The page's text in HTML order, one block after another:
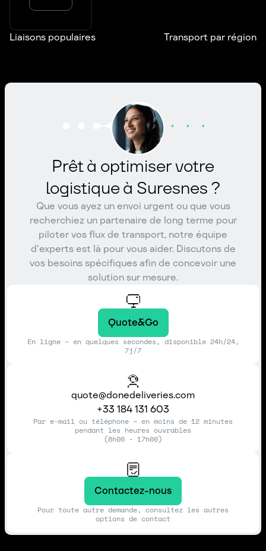
Liaisons populaires Transport par région
Prêt à optimiser votre
logistique à Suresnes ?
Que vous ayez un envoi urgent ou que vous
recherchiez un partenaire de long terme pour
piloter vos flux de transport, notre équipe
d'experts est là pour vous aider. Discutons de
vos besoins spécifiques afin de concevoir une
solution sur mesure.
Quote&Go
En ligne – en quelques secondes, disponible 24h/24,
7j/7
quote@donedeliveries.com
+33 184 131 603
Par e-mail ou téléphone – en moins de 12 minutes
pendant les heures ouvrables
(8h00 - 17h00)
Contactez-nous
Pour toute autre demande, consultez les autres
options de contact